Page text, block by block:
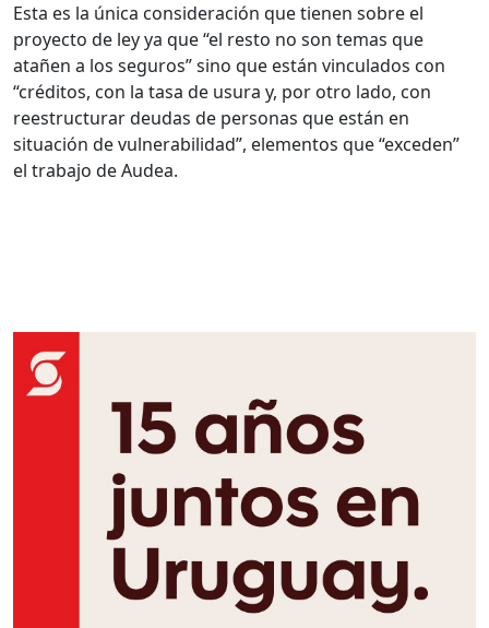
Esta es la única consideración que tienen sobre el
proyecto de ley ya que “el resto no son temas que
atañen a los seguros” sino que están vinculados con
“créditos, con la tasa de usura y, por otro lado, con
reestructurar deudas de personas que están en
situación de vulnerabilidad”, elementos que “exceden”
el trabajo de Audea.